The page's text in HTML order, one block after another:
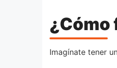
¿Cómo
Imagínate tener